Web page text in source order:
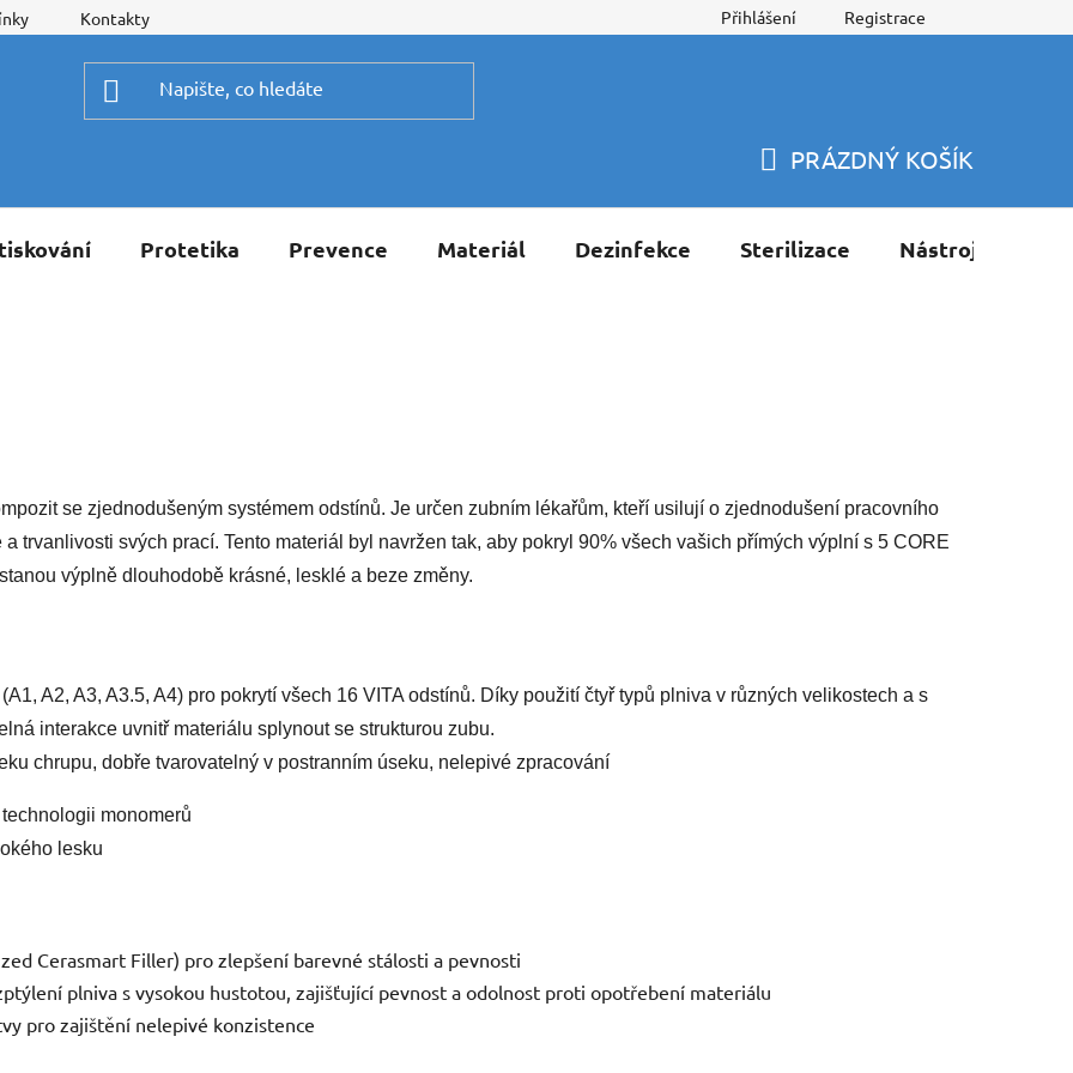
Kontakty Přihlášení Registrace
KOŠÍK
PRÁZDNÝ KOŠÍK
Protetika Prevence Materiál Dezinfekce Sterilizace Nástroje
se zjednodušeným systémem odstínů. Je určen zubním lékařům, kteří usilují o zjednodušení pracovního
trvanlivosti svých prací. Tento materiál byl navržen tak, aby pokryl 90% všech vašich přímých výplní s 5 CORE
výplně dlouhodobě krásné, lesklé a beze změny.
A2, A3, A3.5, A4) pro pokrytí všech 16 VITA odstínů. Díky použití čtyř typů plniva v různých velikostech a s
interakce uvnitř materiálu splynout se strukturou zubu.
chrupu, dobře tvarovatelný v postranním úseku, nelepivé zpracování
monomerů
lesku
Cerasmart Filler) pro zlepšení barevné stálosti a pevnosti
plniva s vysokou hustotou, zajišťující pevnost a odolnost proti opotřebení materiálu
pro zajištění nelepivé konzistence